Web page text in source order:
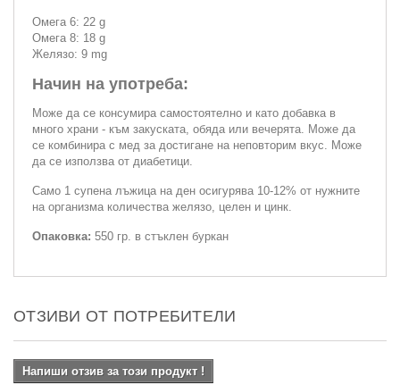
Омега 6: 22 g
Омега 8: 18 g
Желязо: 9 mg
Начин на употреба:
Може да се консумира самостоятелно и като добавка в
много храни - към закуската, обяда или вечерята. Може да
се комбинира с мед за достигане на неповторим вкус. Може
да се използва от диабетици.
Само 1 супена лъжица на ден осигурява 10-12% от нужните
на организма количества желязо, целен и цинк.
Опаковка: 550 гр. в стъклен буркан
ОТЗИВИ ОТ ПОТРЕБИТЕЛИ
Напиши отзив за този продукт !